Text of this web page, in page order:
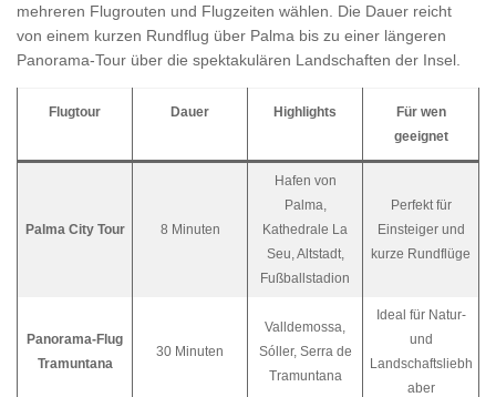
mehreren Flugrouten und Flugzeiten wählen. Die Dauer reicht
von einem kurzen Rundflug über Palma bis zu einer längeren
Panorama-Tour über die spektakulären Landschaften der Insel.
Flugtour Dauer Highlights
Für wen
geeignet
Palma City Tour 8 Minuten
Hafen von
Palma,
Kathedrale La
Seu, Altstadt,
Fußballstadion
Perfekt für
Einsteiger und
kurze Rundflüge
Panorama-Flug
Tramuntana
30 Minuten
Valldemossa,
Sóller, Serra de
Tramuntana
Ideal für Natur-
und
Landschaftsliebh
aber